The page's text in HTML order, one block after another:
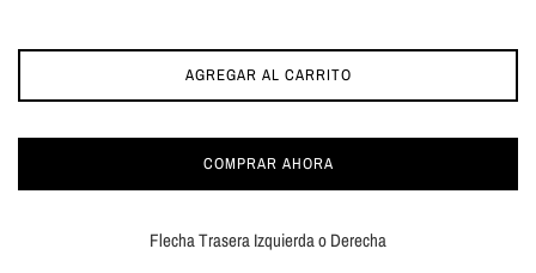
AGREGAR AL CARRITO
COMPRAR AHORA
Flecha Trasera Izquierda o Derecha